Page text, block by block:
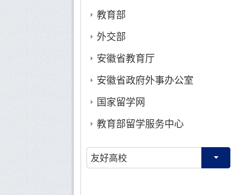
教育部
外交部
安徽省教育厅
安徽省政府外事办公室
国家留学网
教育部留学服务中心
友好高校